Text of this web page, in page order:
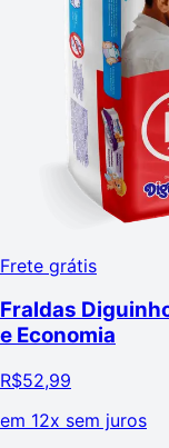
Frete grátis
Fraldas
e Economia
R$52,99
em 12x sem juros